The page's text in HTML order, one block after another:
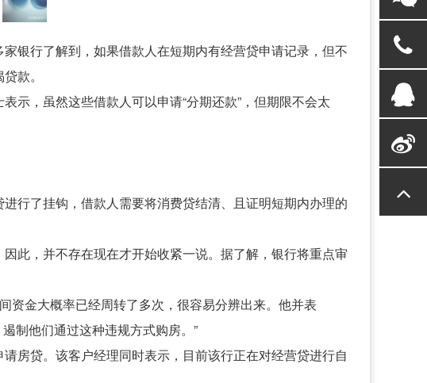
银行了解到，如果借款人在短期内有经营贷申请记录，但不
款。
示，虽然这些借款人可以申请“分期还款”，但期限不会太
行了挂钩，借款人需要将消费贷结清、且证明短期内办理的
此，并不存在现在才开始收紧一说。据了解，银行将重点审
资金大概率已经周转了多次，很容易分辨出来。他并表
制他们通过这种违规方式购房。”
房贷。该客户经理同时表示，目前该行正在对经营贷进行自